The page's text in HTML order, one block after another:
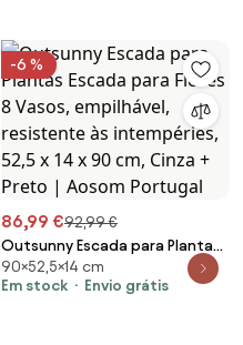
-6 %
86,99 €92,99 €
Outsunny Escada para Plantas
Escada para Flores 8 Vasos,
empilhável, resistente às
90×52,5×14 cm
Em stock
Envio grátis